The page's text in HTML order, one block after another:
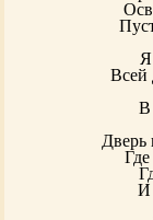
Я
Всей
В
Дверь
И